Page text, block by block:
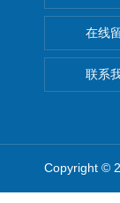
在线
联系
Copyright ©